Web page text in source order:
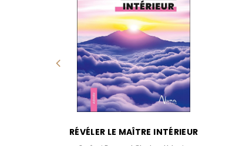
RÉVÉLER LE MAÎTRE INTÉRIEUR